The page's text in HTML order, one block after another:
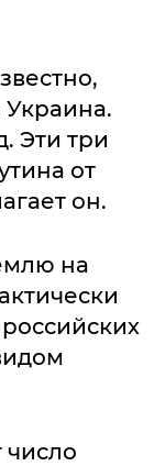
Украина.
Эти три
от
он.
на